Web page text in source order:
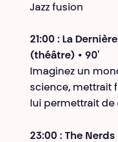
Jazz fusion
21:00 : La
(théâtre) • 90'
Imaginez un
science, mettrait
lui permettrait de
23:00 : The